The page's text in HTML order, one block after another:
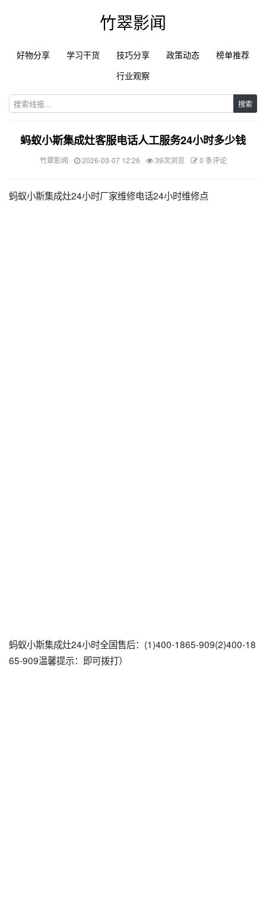
竹翠影闻
好物分享 学习干货 技巧分享 政策动态
榜单推荐
行业观察
搜索
蚂蚁小斯集成灶客服电话人工服务24小时多少钱
竹翠影闻 2026-03-07 12:26 39次浏览 0 条评论
蚂蚁小斯集成灶24小时厂家维修电话24小时维修点
蚂蚁小斯集成灶24小时全国售后：(1)400-1865-909(2)400-18
65-909温馨提示：即可拨打）